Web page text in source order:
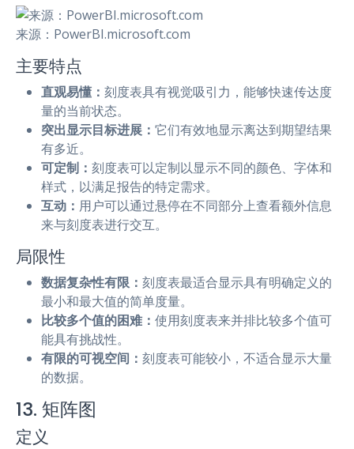
来源：PowerBI.microsoft.com
主要特点
直观易懂： 刻度表具有视觉吸引力，能够快速传达度
量的当前状态。
突出显示目标进展： 它们有效地显示离达到期望结果
有多近。
可定制： 刻度表可以定制以显示不同的颜色、字体和
样式，以满足报告的特定需求。
互动： 用户可以通过悬停在不同部分上查看额外信息
来与刻度表进行交互。
局限性
数据复杂性有限： 刻度表最适合显示具有明确定义的
最小和最大值的简单度量。
比较多个值的困难： 使用刻度表来并排比较多个值可
能具有挑战性。
有限的可视空间： 刻度表可能较小，不适合显示大量
的数据。
13. 矩阵图
定义